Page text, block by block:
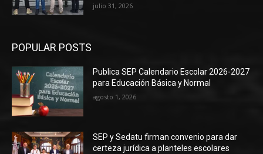
julio 31, 2026
POPULAR POSTS
Publica SEP Calendario Escolar 2026-2027
para Educación Básica y Normal
agosto 1, 2026
SEP y Sedatu firman convenio para dar
certeza jurídica a planteles escolares